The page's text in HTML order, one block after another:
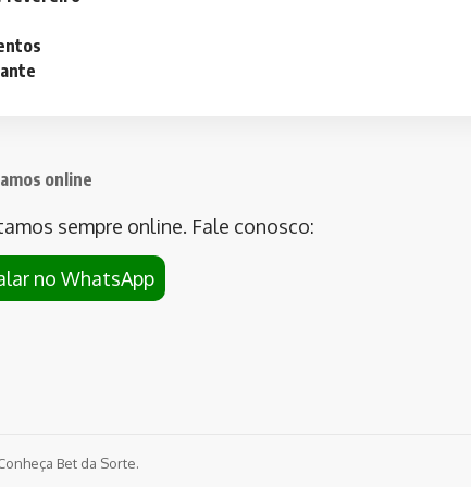
online
sempre online. Fale conosco:
no WhatsApp
Bet da Sorte.